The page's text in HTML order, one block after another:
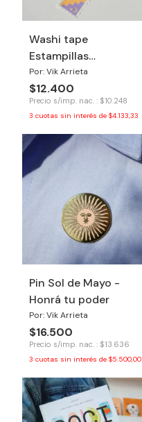
Washi tape
Estampillas
Revelacion
Por: Vik Arrieta
$12.400
Precio s/imp. nac. : $10.248
3 cuotas sin interés de $4.133,33
Pin Sol de Mayo -
Honrá tu poder
Por: Vik Arrieta
$16.500
Precio s/imp. nac. : $13.636
3 cuotas sin interés de $5.500,00